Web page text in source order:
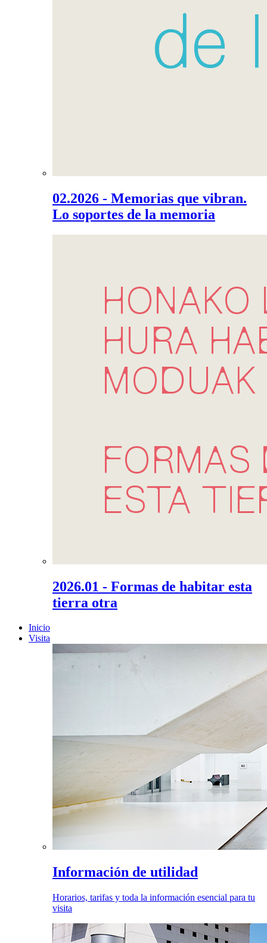
02.2026 - Memorias que vibran.
Lo soportes de la memoria
2026.01 - Formas de habitar esta
tierra otra
Inicio
Visita
Información de utilidad
Horarios, tarifas y toda la información esencial para tu
visita